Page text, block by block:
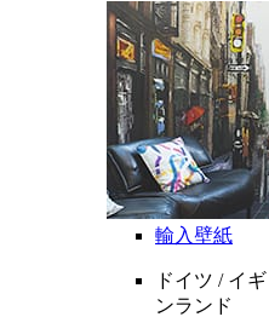
輸入壁紙
ドイツ / イ
ンランド